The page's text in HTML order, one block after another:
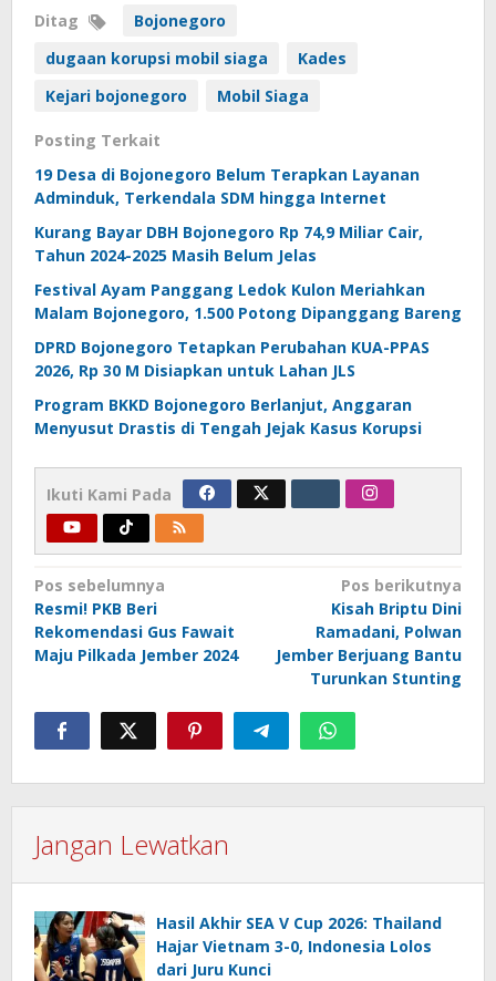
Ditag
Bojonegoro
dugaan korupsi mobil siaga
Kades
Kejari bojonegoro
Mobil Siaga
Posting Terkait
19 Desa di Bojonegoro Belum Terapkan Layanan
Adminduk, Terkendala SDM hingga Internet
Kurang Bayar DBH Bojonegoro Rp 74,9 Miliar Cair,
Tahun 2024-2025 Masih Belum Jelas
Festival Ayam Panggang Ledok Kulon Meriahkan
Malam Bojonegoro, 1.500 Potong Dipanggang Bareng
DPRD Bojonegoro Tetapkan Perubahan KUA-PPAS
2026, Rp 30 M Disiapkan untuk Lahan JLS
Program BKKD Bojonegoro Berlanjut, Anggaran
Menyusut Drastis di Tengah Jejak Kasus Korupsi
Ikuti Kami Pada
Navigasi
pos
Pos sebelumnya
Resmi! PKB Beri
Rekomendasi Gus Fawait
Maju Pilkada Jember 2024
Pos berikutnya
Kisah Briptu Dini
Ramadani, Polwan
Jember Berjuang Bantu
Turunkan Stunting
Jangan Lewatkan
Hasil Akhir SEA V Cup 2026: Thailand
Hajar Vietnam 3-0, Indonesia Lolos
dari Juru Kunci